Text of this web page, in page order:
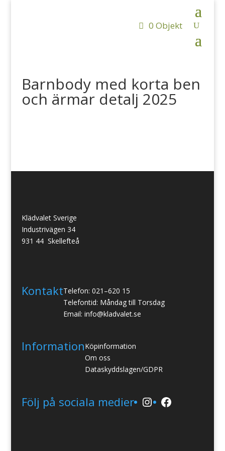
0 Objekt
Barnbody med korta ben
och ärmar detalj 2025
Klädvalet Sverige
Industrivägen 34
931 44 Skellefteå
KontaktTelefon: 021–620 15
Telefontid: Måndag till Torsdag
Email: info@kladvalet.se
InformationKöpinformation
Om oss
Dataskyddslagen/GDPR
Följ på sociala medier Instagram
Facebook